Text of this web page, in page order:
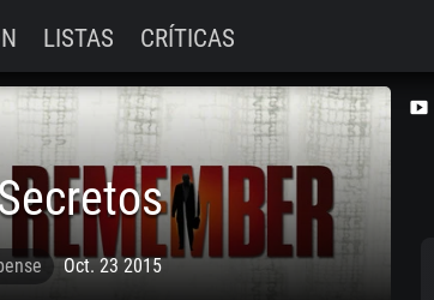
LISTAS CRÍTICAS
Oct. 23 2015
smart_display